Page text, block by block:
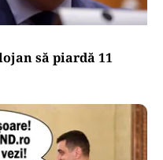
să piardă 11